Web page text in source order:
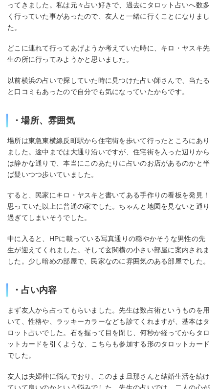
ってきました。私は元々占い好きで、過去にタロット占いへ数多
く行っていた事があったので、友人と一緒に行くことになりまし
た。
どこに連れて行ってあげようか考えていた時に、キロ・ヤスキ先
生の所に行ってみようかと思いました。
以前横浜の占いで探していた時に見つけた占い師さんで、当たる
と口コミもあったので自分でも気になっていたからです。
・場所、雰囲気
場所は東急東横線反町駅から住宅街を歩いて行ったところにあり
ました。途中までは大通り沿いですが、住宅街を入った辺りから
は静かな通りで、本当にこのあたりに占いのお店があるのかと半
ば疑いつつ歩いていました。
すると、民家にキロ・ヤスキと書いてある手作りの看板を発見！
思っていた以上に普通の家でした。ちゃんと地図を見ないと通り
過ぎてしまいそうでした。
中に入ると、HPに載っている写真通りの穏やかそうな男性の先
生が迎えてくれました。そして玄関横の小さい部屋に案内されま
した。少し暗めの部屋で、民家なのに雰囲気のある部屋でした。
・占い内容
まず友人から占ってもらいました。先生は数占術というものを用
いて、性格や、ラッキーカラーなども診てくれますが、基本はタ
ロット占いでした。石を握って目を閉じ、何秒か経ってからタロ
ットカードを引くような、こちらも参加する形のタロットカード
でした。
友人は夫婦仲に悩んでおり、このまま旦那さんと結婚生活を続け
ていて良いのかという悩みでした。先生の占いでは、二人の心が